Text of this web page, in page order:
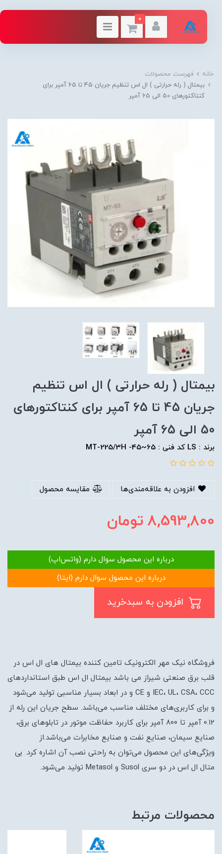
0
خانه
فهرست محصولات
بیمتال ( رله حرارتی ) ال اس تنظیم جریان 45 تا 65 آمپر برای
کنتاکتورهای 50 الی 65 آمپر
بیمتال ( رله حرارتی ) ال اس تنظیم
جریان 45 تا 65 آمپر برای کنتاکتورهای
50 الی 65 آمپر
برند : LS کد فنی : MT-225/3H -45~65
افزودن به علاقه‌مندی‌ها مقایسه محصول
8,593,800تومان
درباره این محصول سوال دارم (واتس‌اپ)
درباره این محصول سوال دارم (ایتا)
فروشگاه نیک مهر الکترونیک تامین کننده بیمتال های ال اس در
قلب برق صنعتی شیراز می باشد بیمتال ال اس طبق استاندارد‌های
IEC، UL، CSA، CCC و CE و در ابعاد بسیار مناسبی تولید می‌شود
و برای کاربری‌های مختلف مناسب می‌باشد. سطح جریان این رله از
۰.۱۲ آمپر تا ۸۰۰ آمپر برای کاربرد حفاظت موتور در تابلو‌های برق،
صنایع سیمان، صنایع نفت و صنایع مخابرات می‌باشد.از
ویژگی‌های این محصول می‌توان به راحتی نصب آن اشاره کرد. بی
متال ال اس در دو سری Susol و Metasol تولید می‌شود.
محصولات مرتبط